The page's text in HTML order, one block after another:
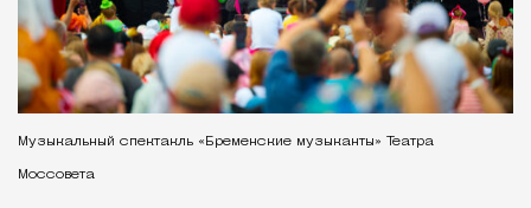
Музыкальный спектакль «Бременские музыканты» Театра
Моссовета